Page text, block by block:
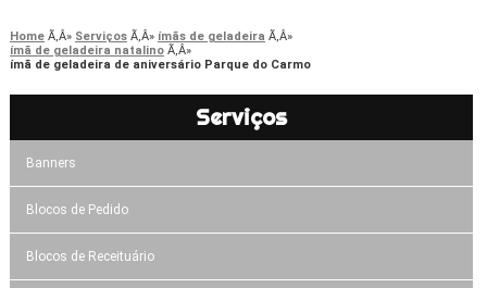
Home Serviços
ímãs de geladeira
ímã de geladeira natalino
ímã de geladeira de aniversário Parque do Carmo
Serviços
Banners
Blocos de Pedido
Blocos de Receituário